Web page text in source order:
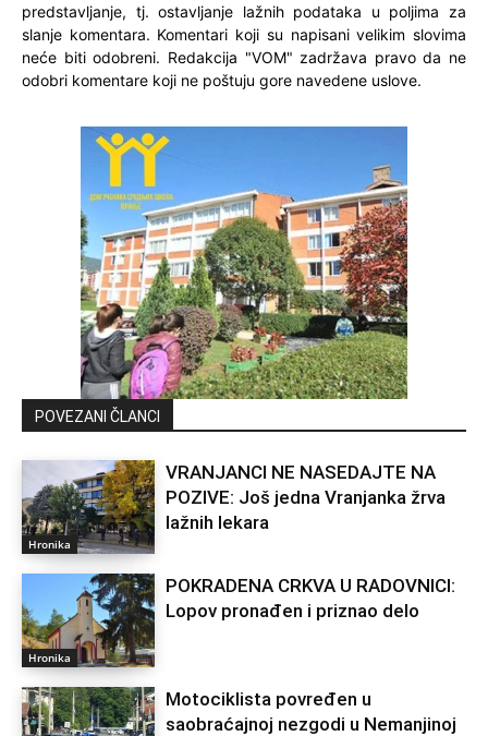
predstavljanje, tj. ostavljanje lažnih podataka u poljima za
slanje komentara. Komentari koji su napisani velikim slovima
neće biti odobreni. Redakcija "VOM" zadržava pravo da ne
odobri komentare koji ne poštuju gore navedene uslove.
POVEZANI ČLANCI
Hronika
VRANJANCI NE NASEDAJTE NA
POZIVE: Još jedna Vranjanka žrva
lažnih lekara
Hronika
POKRADENA CRKVA U RADOVNICI:
Lopov pronađen i priznao delo
Motociklista povređen u
saobraćajnoj nezgodi u Nemanjinoj